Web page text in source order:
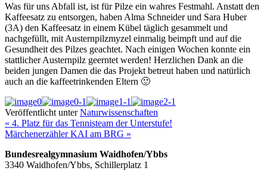
Was für uns Abfall ist, ist für Pilze ein wahres Festmahl. Anstatt den
Kaffeesatz zu entsorgen, haben Alma Schneider und Sara Huber
(3A) den Kaffeesatz in einem Kübel täglich gesammelt und
nachgefüllt, mit Austernpilzmyzel einmalig beimpft und auf die
Gesundheit des Pilzes geachtet. Nach einigen Wochen konnte ein
stattlicher Austernpilz geerntet werden! Herzlichen Dank an die
beiden jungen Damen die das Projekt betreut haben und natürlich
auch an die kaffeetrinkenden Eltern 🙂
Veröffentlicht unterNaturwissenschaften
« 4. Platz für das Tennisteam der Unterstufe!
Märchenerzähler KAI am BRG »
Bundesrealgymnasium Waidhofen/Ybbs
3340 Waidhofen/Ybbs, Schillerplatz 1